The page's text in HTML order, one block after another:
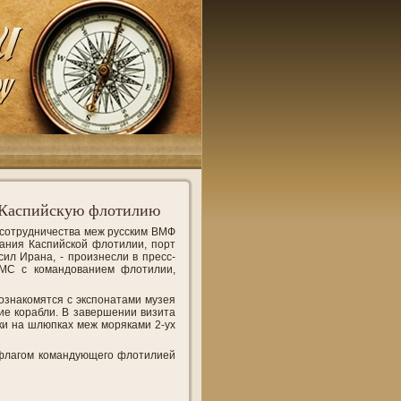
флотилию
меж русским ВМФ
Каспийской флотилии, порт
Ирана, - произнесли в пресс-
с командованием флотилии,
с экспонатами музея
корабли. В завершении визита
на шлюпках меж моряками 2-ух
командующего флотилией